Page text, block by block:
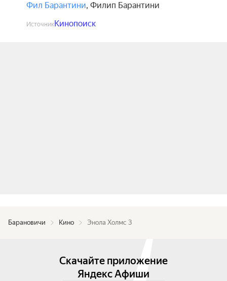
Фил Барантини, Филип Барантини
ИсточникКинопоиск
Барановичи Кино Энола Холмс 3
Скачайте приложение
Яндекс Афиши